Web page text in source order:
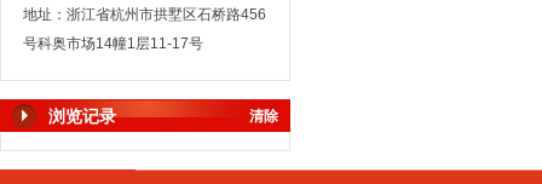
地址：浙江省杭州市拱墅区石桥路456
号科奥市场14幢1层11-17号
浏览记录 清除